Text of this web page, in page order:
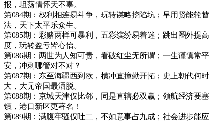
报，坦荡情怀天不辜。
第084期：权利相连易斗争，玩转谋略挖陷坑；早用贤能轮替
法，天下太平乐众生。
第085期：彩赌两样可暴利，五彩缤纷易着迷；跳出圈外提高
度，玩转盈亏皆心怡。
第086期：两世为人知可贵，看破红尘无所谓；一生谨慎常平
安，冲刺哪管对不对？
第087期：东至海疆西到欧，横冲直撞勤开拓；史上朝代何时
大，大元帝国最洒脱。
第088期：京城天津仅比邻，同是直辖必双赢；领航经济要塞
镇，港口新区更著名！
第089期：满腹牢骚仅吐二，不如意事占九成；社会进步能应